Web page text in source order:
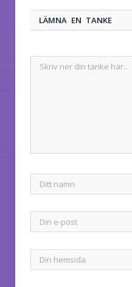
LÄMNA EN TANKE